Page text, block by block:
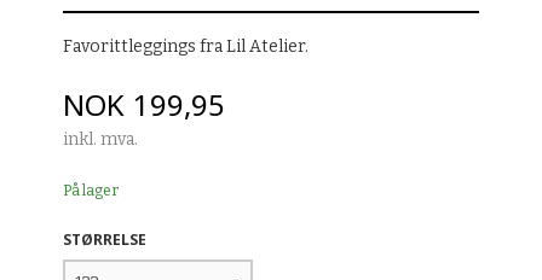
Favorittleggings fra Lil Atelier.
Pris
NOK 199,95
inkl. mva.
På lager
STØRRELSE